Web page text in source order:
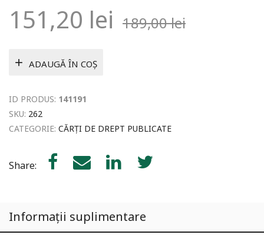
189,00lei
151,20 lei
ADAUGĂ ÎN COȘ
ID PRODUS: 141191
SKU: 262
CATEGORIE: CĂRȚI DE DREPT PUBLICATE
Share:
Informații suplimentare